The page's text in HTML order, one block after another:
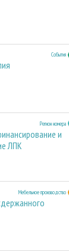
События
Регион номера
и
ЛПК
Мебельное производство